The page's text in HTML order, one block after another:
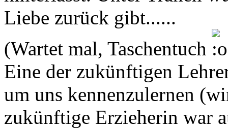
Liebe zurück gibt......
(Wartet mal, Taschentuch
Eine der zukünftigen
um uns kennenzulernen
zukünftige Erzieherin war